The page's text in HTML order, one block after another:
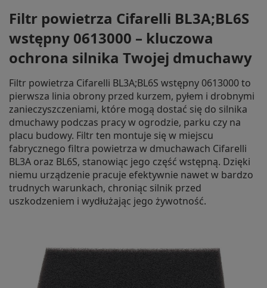
Filtr powietrza Cifarelli BL3A;BL6S
wstępny 0613000 – kluczowa
ochrona silnika Twojej dmuchawy
Filtr powietrza Cifarelli BL3A;BL6S wstępny 0613000 to
pierwsza linia obrony przed kurzem, pyłem i drobnymi
zanieczyszczeniami, które mogą dostać się do silnika
dmuchawy podczas pracy w ogrodzie, parku czy na
placu budowy. Filtr ten montuje się w miejscu
fabrycznego filtra powietrza w dmuchawach Cifarelli
BL3A oraz BL6S, stanowiąc jego część wstępną. Dzięki
niemu urządzenie pracuje efektywnie nawet w bardzo
trudnych warunkach, chroniąc silnik przed
uszkodzeniem i wydłużając jego żywotność.